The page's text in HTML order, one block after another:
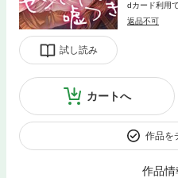
試し読み
dカード利用
返品不可
カートへ
作品を
作品情